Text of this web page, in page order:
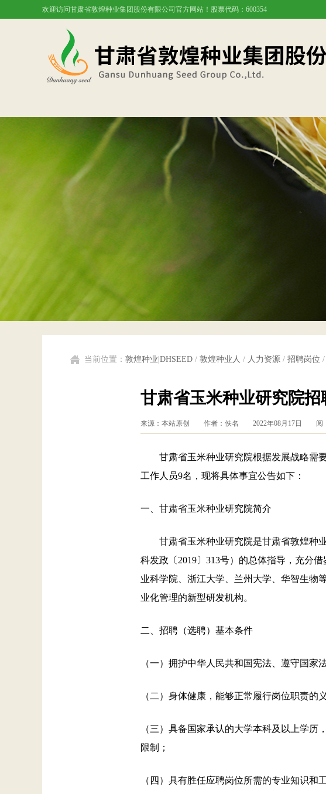
欢迎访问甘肃省敦煌种业集团股份有限公司官方网站！股票代码：600354
当前位置： 敦煌种业|DHSEED / 敦煌种业人 / 人力资源 / 招聘岗位
甘肃省玉米种业研究院招
来源：本站原创 作者：佚名 2022年08月17日 阅
甘肃省玉米种业研究院根据发展战略需要
工作人员9名，现将具体事宜公告如下：
一、甘肃省玉米种业研究院简介
甘肃省玉米种业研究院是甘肃省敦煌种业
科发政〔2019〕313号）的总体指导，充分
业科学院、浙江大学、兰州大学、华智生物
业化管理的新型研发机构。
二、招聘（选聘）基本条件
（一）拥护中华人民共和国宪法、遵守国家
（二）身体健康，能够正常履行岗位职责的
（三）具备国家承认的大学本科及以上学
限制；
（四）具有胜任应聘岗位所需的专业知识